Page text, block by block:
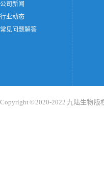
公司新闻
行业动态
常见问题解答
Copyright © 2020-2022 九陆生物